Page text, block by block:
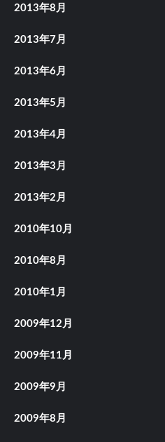
2013年8月
2013年7月
2013年6月
2013年5月
2013年4月
2013年3月
2013年2月
2010年10月
2010年8月
2010年1月
2009年12月
2009年11月
2009年9月
2009年8月